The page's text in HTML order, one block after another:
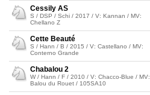
Cessily AS
S / DSP / Schi / 2017 / V: Kannan / MV:
Chellano Z
Cette Beauté
S / Hann / B / 2015 / V: Castellano / MV:
Conterno Grande
Chabalou 2
W / Hann / F / 2010 / V: Chacco-Blue / MV:
Balou du Rouet / 105SA10